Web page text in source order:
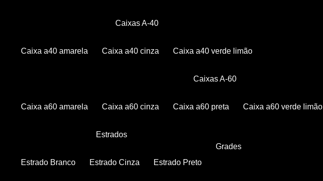
Caixas A-40
Caixa a40 amarela Caixa a40 cinza Caixa a40 verde limão
Caixas A-60
Caixa a60 amarela Caixa a60 cinza Caixa a60 preta Caixa a60 verde limão
Estrados
Estrado Branco Estrado Cinza Estrado Preto
Grades